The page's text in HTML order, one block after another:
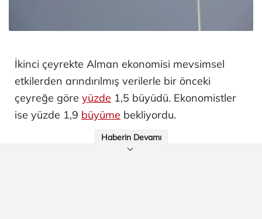
İkinci çeyrekte Alman ekonomisi mevsimsel
etkilerden arındırılmış verilerle bir önceki
çeyreğe göre yüzde 1,5 büyüdü. Ekonomistler
ise yüzde 1,9 büyüme bekliyordu.
Haberin Devamı